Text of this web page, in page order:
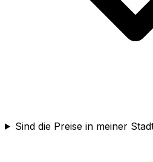
Sind die Preise in meiner